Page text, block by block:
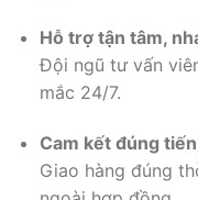
Hỗ trợ tận tâm,
Đội ngũ tư vấn
mắc 24/7.
Cam kết đúng
Giao hàng đúng